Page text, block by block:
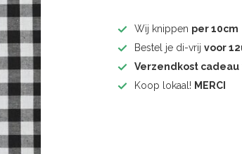
Wij knippen per 10cm
Bestel je di-vrijvoor
Verzendkost cadeau
Koop lokaal! MERCI